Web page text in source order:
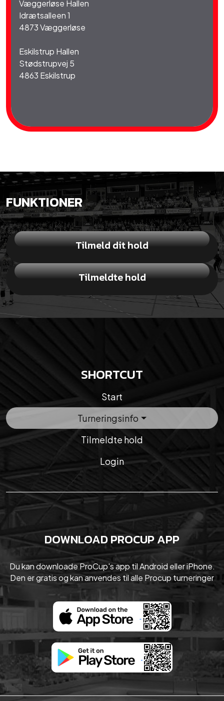
Væggerløse Hallen
Idrætsalleen 1
4873 Væggerløse
Eskilstrup Hallen
Stødstrupvej 5
4863 Eskilstrup
FUNKTIONER
Tilmeld dit hold
Tilmeldte hold
SHORTCUT
Start
Turneringsinfo
Tilmeldte hold
Login
DOWNLOAD PROCUP APP
Du kan downloade ProCup's app til Android eller iPhone.
Den er gratis og kan anvendes til alle Procup turneringer